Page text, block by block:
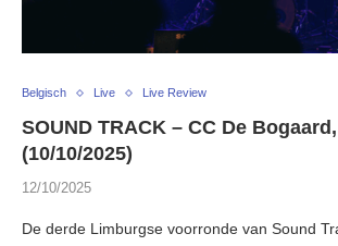
Belgisch Live Live Review
SOUND TRACK – CC De
(10/10/2025)
12/10/2025
De derde Limburgse voorronde van Sound